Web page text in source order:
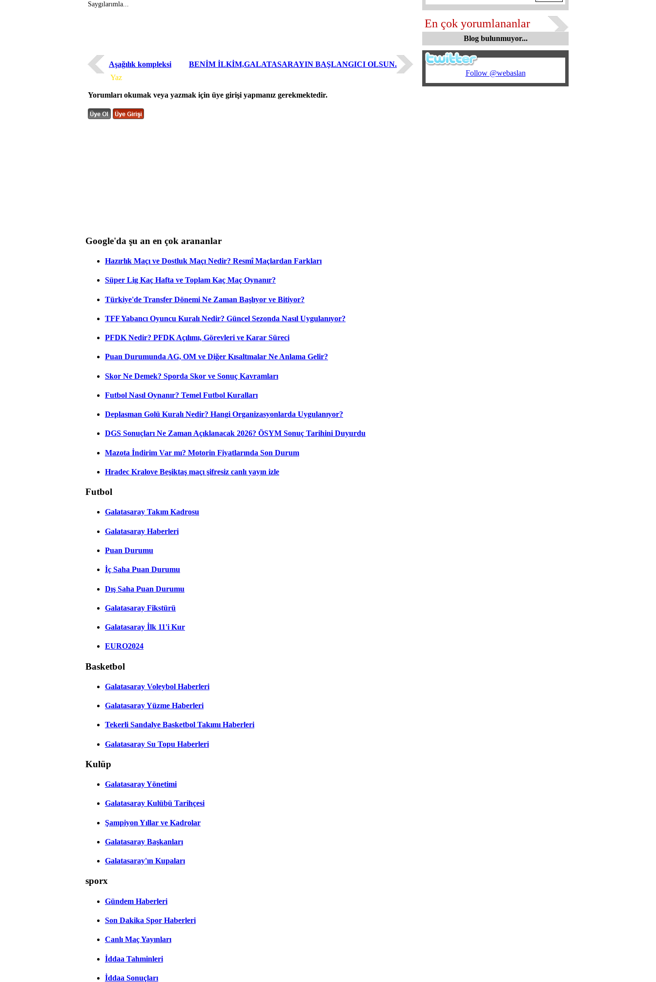
Saygılarımla...
Aşağılık kompleksi
BENİM İLKİM,GALATASARAYIN BAŞLANGICI OLSUN.
Yaz
Yorumları okumak veya yazmak için üye girişi yapmanız gerekmektedir.
En çok yorumlananlar
Blog bulunmuyor...
Follow @webaslan
Google'da şu an en çok arananlar
Hazırlık Maçı ve Dostluk Maçı Nedir? Resmî Maçlardan Farkları
Süper Lig Kaç Hafta ve Toplam Kaç Maç Oynanır?
Türkiye'de Transfer Dönemi Ne Zaman Başlıyor ve Bitiyor?
TFF Yabancı Oyuncu Kuralı Nedir? Güncel Sezonda Nasıl Uygulanıyor?
PFDK Nedir? PFDK Açılımı, Görevleri ve Karar Süreci
Puan Durumunda AG, OM ve Diğer Kısaltmalar Ne Anlama Gelir?
Skor Ne Demek? Sporda Skor ve Sonuç Kavramları
Futbol Nasıl Oynanır? Temel Futbol Kuralları
Deplasman Golü Kuralı Nedir? Hangi Organizasyonlarda Uygulanıyor?
DGS Sonuçları Ne Zaman Açıklanacak 2026? ÖSYM Sonuç Tarihini Duyurdu
Mazota İndirim Var mı? Motorin Fiyatlarında Son Durum
Hradec Kralove Beşiktaş maçı şifresiz canlı yayın izle
Futbol
Galatasaray Takım Kadrosu
Galatasaray Haberleri
Puan Durumu
İç Saha Puan Durumu
Dış Saha Puan Durumu
Galatasaray Fikstürü
Galatasaray İlk 11'i Kur
EURO2024
Basketbol
Galatasaray Voleybol Haberleri
Galatasaray Yüzme Haberleri
Tekerli Sandalye Basketbol Takımı Haberleri
Galatasaray Su Topu Haberleri
Kulüp
Galatasaray Yönetimi
Galatasaray Kulübü Tarihçesi
Şampiyon Yıllar ve Kadrolar
Galatasaray Başkanları
Galatasaray'ın Kupaları
sporx
Gündem Haberleri
Son Dakika Spor Haberleri
Canlı Maç Yayınları
İddaa Tahminleri
İddaa Sonuçları